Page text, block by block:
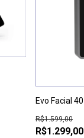
Evo Facial 40
R$1.299,00
R$1.599,00